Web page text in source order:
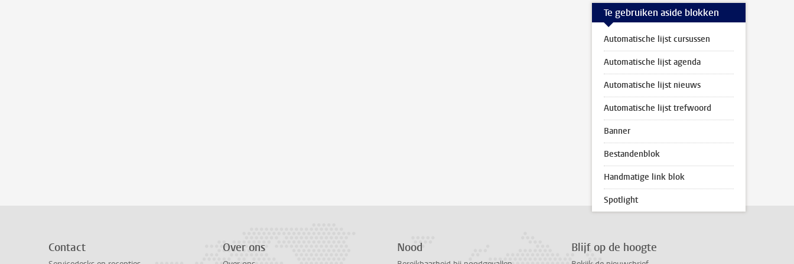
Te gebruiken aside blokken
Automatische lijst cursussen
Automatische lijst agenda
Automatische lijst nieuws
Automatische lijst trefwoord
Banner
Bestandenblok
Handmatige link blok
Spotlight
Contact Over ons Nood Blijf op de hoogte